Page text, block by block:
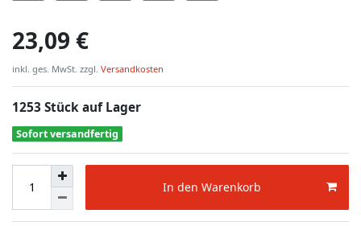
23,09 €
inkl. ges. MwSt. zzgl. Versandkosten
1253 Stück auf Lager
Sofort versandfertig
In den Warenkorb